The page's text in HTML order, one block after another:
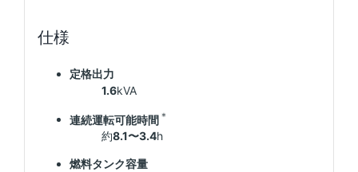
仕様
定格出力
1.6kVA
連続運転可能時間＊
約8.1〜3.4h
燃料タンク容量